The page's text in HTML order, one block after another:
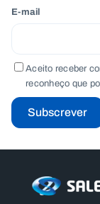
E-mail
Aceito receber
reconheço que
Subscrever